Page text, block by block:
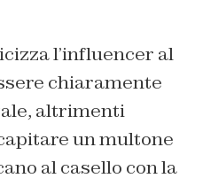
l’influencer al
chiaramente
altrimenti
un multone
al casello con la